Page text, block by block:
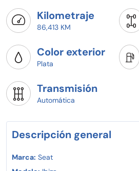
Kilometraje
86,413 KM
Color exterior
Plata
Transmisión
Automática
Descripción general
Marca: Seat